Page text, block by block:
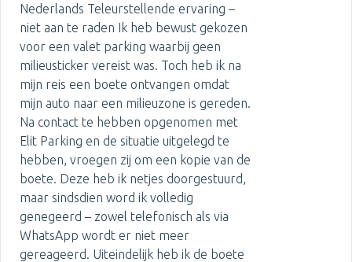
Nederlands Teleurstellende ervaring –
niet aan te raden Ik heb bewust gekozen
voor een valet parking waarbij geen
milieusticker vereist was. Toch heb ik na
mijn reis een boete ontvangen omdat
mijn auto naar een milieuzone is gereden.
Na contact te hebben opgenomen met
Elit Parking en de situatie uitgelegd te
hebben, vroegen zij om een kopie van de
boete. Deze heb ik netjes doorgestuurd,
maar sindsdien word ik volledig
genegeerd – zowel telefonisch als via
WhatsApp wordt er niet meer
gereageerd. Uiteindelijk heb ik de boete